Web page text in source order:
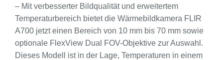
– Mit verbesserter Bildqualität und erweitertem
Temperaturbereich bietet die Wärmebildkamera FLIR
A700 jetzt einen Bereich von 10 mm bis 70 mm sowie
optionale FlexView Dual FOV-Objektive zur Auswahl.
Dieses Modell ist in der Lage, Temperaturen in einem